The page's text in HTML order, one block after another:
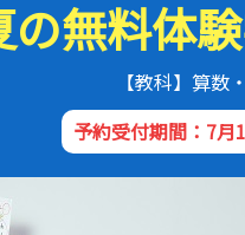
の無料体
【教科】算
予約受付期間：7